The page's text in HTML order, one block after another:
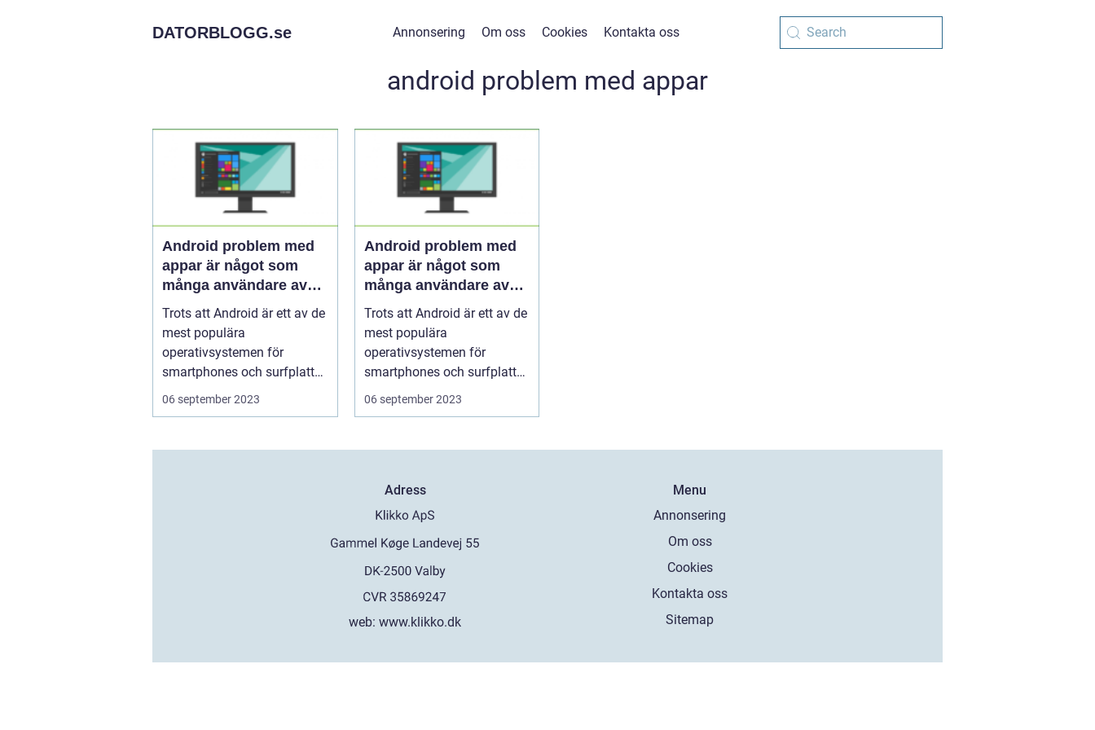
DATORBLOGG.se Annonsering Om oss Cookies Kontakta oss
android problem med appar
Android problem med
appar är något som
många användare av
Android-enheter har
erfarenhet av
Trots att Android är ett av de
mest populära
operativsystemen för
smartphones och surfplattor,
så är...
06 september 2023
Android problem med
appar är något som
många användare av
Android-enheter har
erfarenhet av
Trots att Android är ett av de
mest populära
operativsystemen för
smartphones och surfplattor,
så är...
06 september 2023
Adress
web:www.klikko.dk
Menu
Annonsering
Om oss
Cookies
Kontakta oss
Sitemap